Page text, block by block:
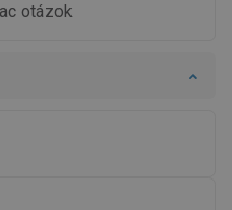
otázok